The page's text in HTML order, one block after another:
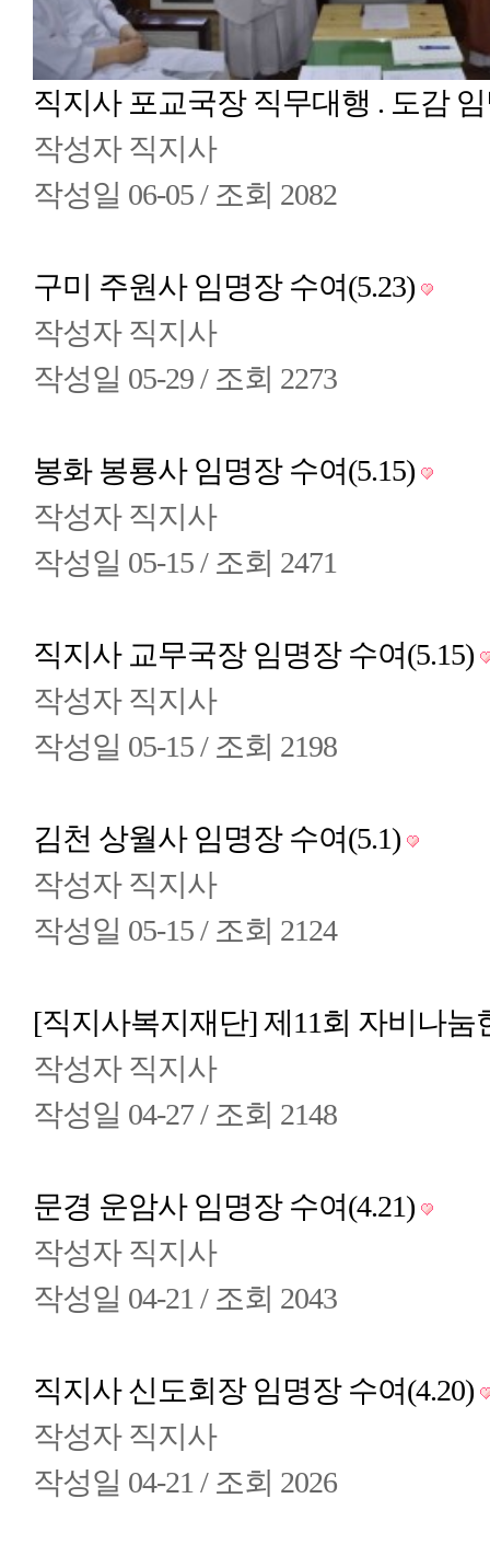
직지사 포교국장 직무대행 . 도감
작성자 직지사
작성일 06-05 / 조회 2082
구미 주원사 임명장 수여(5.23)
작성자 직지사
작성일 05-29 / 조회 2273
봉화 봉룡사 임명장 수여(5.15)
작성자 직지사
작성일 05-15 / 조회 2471
직지사 교무국장 임명장 수여(5.15)
작성자 직지사
작성일 05-15 / 조회 2198
김천 상월사 임명장 수여(5.1)
작성자 직지사
작성일 05-15 / 조회 2124
[직지사복지재단] 제11회 자비나
작성자 직지사
작성일 04-27 / 조회 2148
문경 운암사 임명장 수여(4.21)
작성자 직지사
작성일 04-21 / 조회 2043
직지사 신도회장 임명장 수여(4.20)
작성자 직지사
작성일 04-21 / 조회 2026